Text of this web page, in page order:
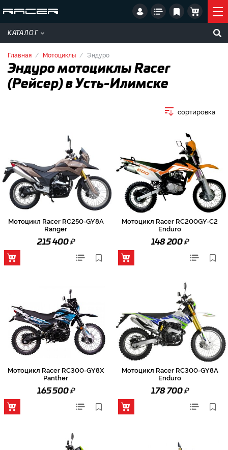
КАТАЛОГ
Главная Мотоциклы Эндуро
Эндуро мотоциклы Racer
(Рейсер) в Усть-Илимске
сортировка
Мотоцикл Racer RC250-GY8A
Ranger
215 400₽
Мотоцикл Racer RC200GY-C2
Enduro
148 200₽
Мотоцикл Racer RC300-GY8X
Panther
165 500₽
Мотоцикл Racer RC300-GY8A
Enduro
178 700₽